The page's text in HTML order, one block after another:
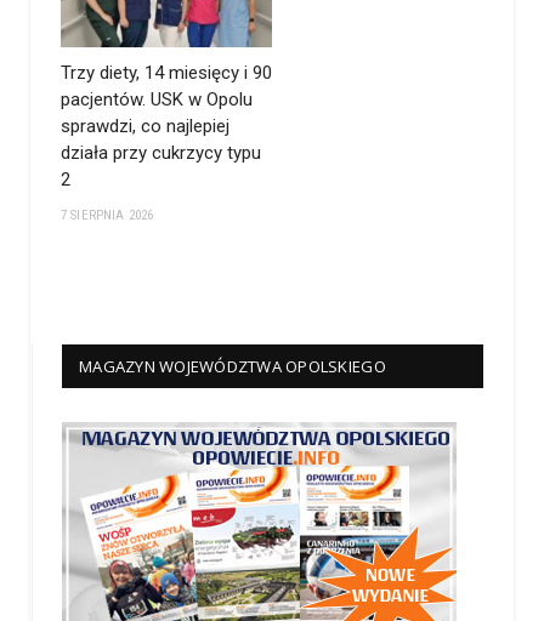
Trzy diety, 14 miesięcy i 90
pacjentów. USK w Opolu
sprawdzi, co najlepiej
działa przy cukrzycy typu
2
7 SIERPNIA 2026
MAGAZYN WOJEWÓDZTWA OPOLSKIEGO